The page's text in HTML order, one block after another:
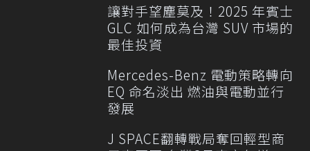
讓對手望塵莫及！2025 年賓士
GLC 如何成為台灣 SUV 市場的
最佳投資
Mercedes-Benz 電動策略轉向
EQ 命名淡出 燃油與電動並行
發展
J SPACE翻轉戰局奪回輕型商